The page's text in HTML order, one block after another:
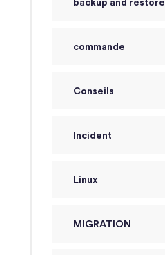
backup and restore
commande
Conseils
Incident
Linux
MIGRATION